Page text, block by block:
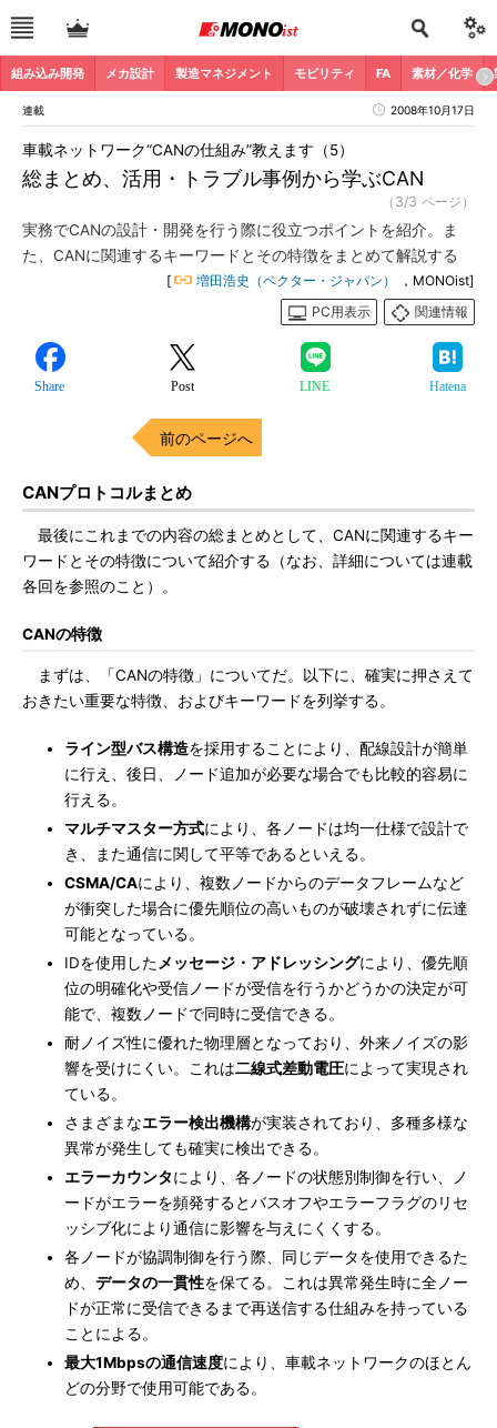
組み込み開発 メカ設計 製造マネジメント モビリティ FA 素材／化学
連載 2008年10月17日
総まとめ、活用・トラブル事例から学ぶCAN
車載ネットワーク“CANの仕組み”教えます（5）
（3/3 ページ）
実務でCANの設計・開発を行う際に役立つポイントを紹介。ま
た、CANに関連するキーワードとその特徴をまとめて解説する
[ 増田浩史（ベクター・ジャパン）
，MONOist]
PC用表示
関連情報
Share Post LINE Hatena
前のページへ
CANプロトコルまとめ
最後にこれまでの内容の総まとめとして、CANに関連するキー
ワードとその特徴について紹介する（なお、詳細については連載
各回を参照のこと）。
CANの特徴
まずは、「CANの特徴」についてだ。以下に、確実に押さえて
おきたい重要な特徴、およびキーワードを列挙する。
ライン型バス構造を採用することにより、配線設計が簡単
に行え、後日、ノード追加が必要な場合でも比較的容易に
行える。
マルチマスター方式により、各ノードは均一仕様で設計で
き、また通信に関して平等であるといえる。
CSMA/CAにより、複数ノードからのデータフレームなど
が衝突した場合に優先順位の高いものが破壊されずに伝達
可能となっている。
IDを使用した メッセージ・アドレッシングにより、優先順
位の明確化や受信ノードが受信を行うかどうかの決定が可
能で、複数ノードで同時に受信できる。
耐ノイズ性に優れた物理層となっており、外来ノイズの影
響を受けにくい。これは二線式差動電圧によって実現され
ている。
さまざまなエラー検出機構が実装されており、多種多様な
異常が発生しても確実に検出できる。
エラーカウンタにより、各ノードの状態別制御を行い、ノ
ードがエラーを頻発するとバスオフやエラーフラグのリセ
ッシブ化により通信に影響を与えにくくする。
各ノードが協調制御を行う際、同じデータを使用できるた
め、 データの一貫性を保てる。これは異常発生時に全ノー
ドが正常に受信できるまで再送信する仕組みを持っている
ことによる。
最大1Mbpsの通信速度により、車載ネットワークのほとん
どの分野で使用可能である。